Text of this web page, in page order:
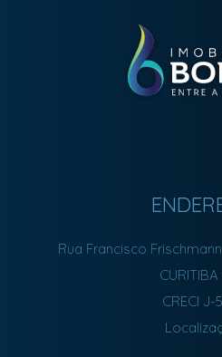
Rua Francisco
CURITIBA
CRECI J-